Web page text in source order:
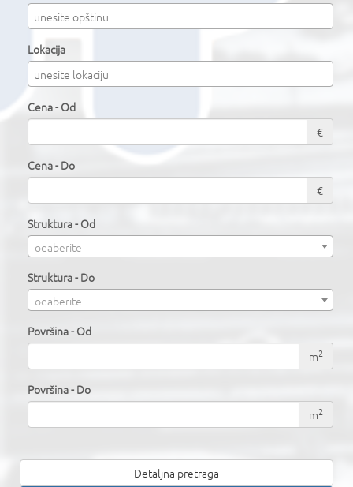
Lokacija
Cena - Od
€
Cena - Do
€
Struktura - Od
odaberite
Struktura - Do
odaberite
Površina - Od
m2
Površina - Do
m2
Detaljna pretraga